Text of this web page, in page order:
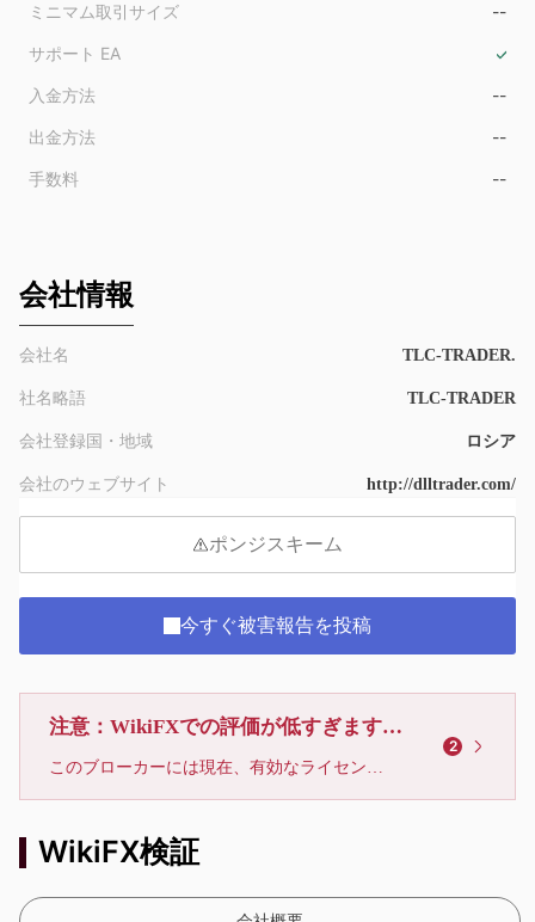
ミニマム取引サイズ --
サポート EA
入金方法 --
出金方法 --
手数料 --
会社情報
会社名 TLC-TRADER.
社名略語 TLC-TRADER
会社登録国・地域 ロシア
会社のウェブサイト http://dlltrader.com/
ポンジスキーム
今すぐ被害報告を投稿
注意：WikiFXでの評価が低すぎます、利用しないでください
このブローカーには現在、有効なライセンスが確認されていません。リスクにご注意下さい！
2
WikiFX検証